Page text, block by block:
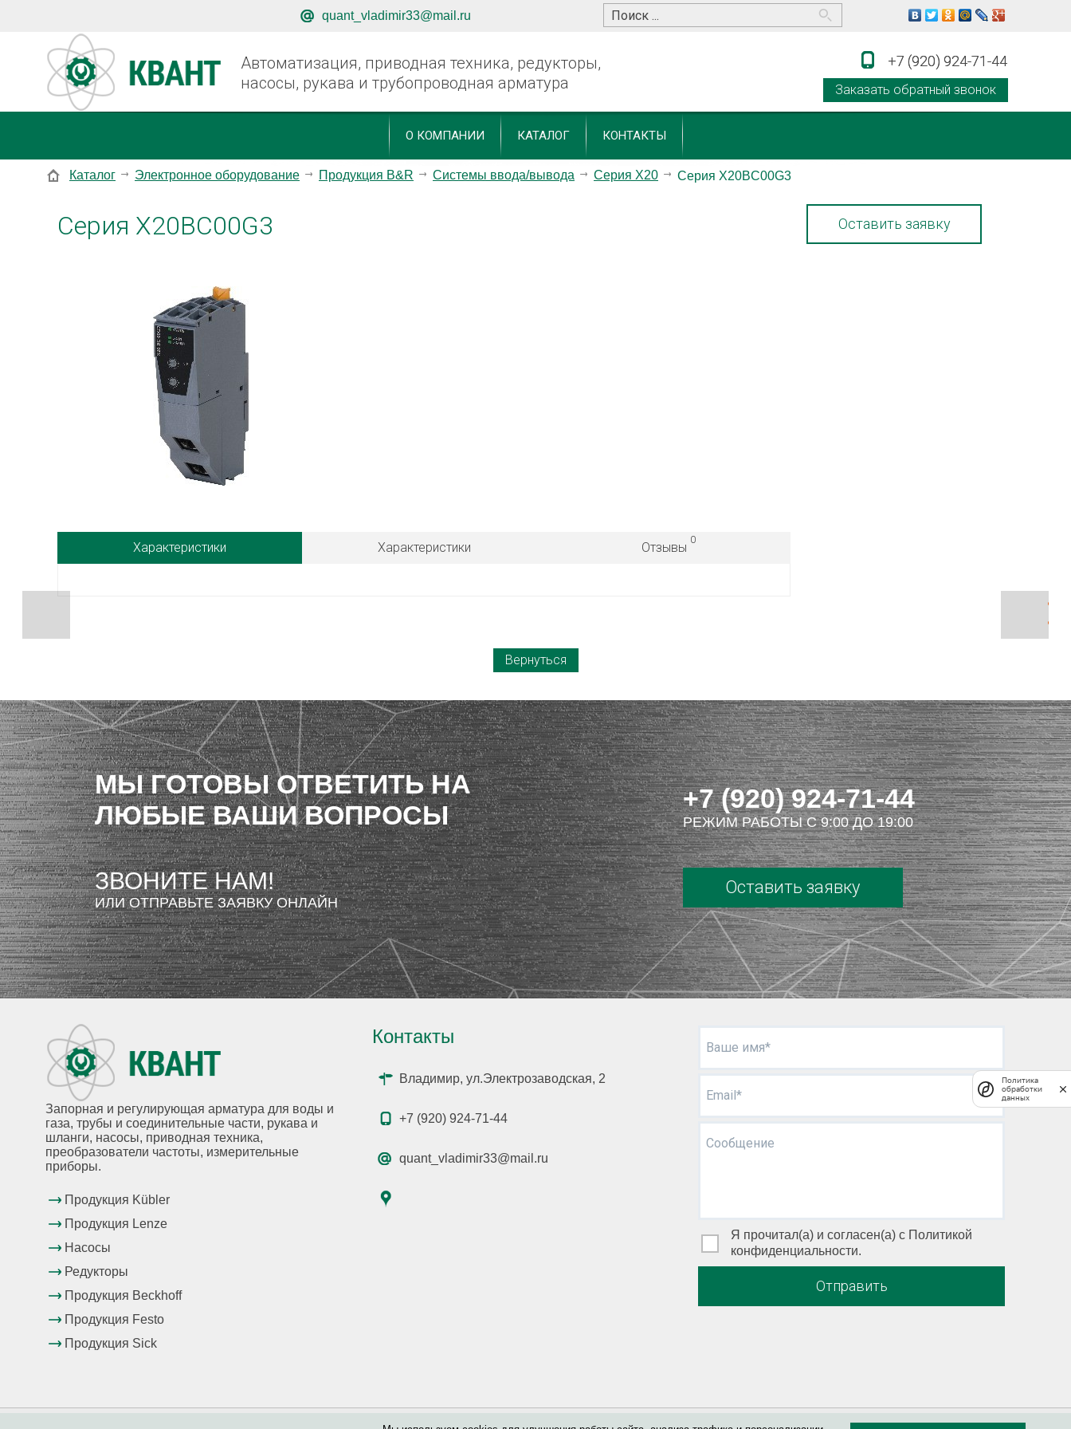
quant_vladimir33@mail.ru
Автоматизация, приводная техника, редукторы,
насосы, рукава и трубопроводная арматура
+7 (920) 924-71-44
Заказать обратный звонок
+7 (920) 924-71-44
О КОМПАНИИ КАТАЛОГ КОНТАКТЫ
Каталог Электронное оборудование Продукция B&R Системы ввода/вывода Серия X20 Серия X20BC00G3
Серия X20BC00G3 Оставить заявку
Характеристики Характеристики Отзывы
0
Вернуться
МЫ ГОТОВЫ ОТВЕТИТЬ НА
ЛЮБЫЕ ВАШИ ВОПРОСЫ
ЗВОНИТЕ НАМ!
ИЛИ ОТПРАВЬТЕ ЗАЯВКУ ОНЛАЙН
+7 (920) 924-71-44
РЕЖИМ РАБОТЫ С 9:00 ДО 19:00
Оставить заявку
Запорная и регулирующая арматура для воды и
газа, трубы и соединительные части, рукава и
шланги, насосы, приводная техника,
преобразователи частоты, измерительные
приборы.
Продукция Kübler
Продукция Lenze
Насосы
Редукторы
Продукция Beckhoff
Продукция Festo
Продукция Sick
Контакты
Владимир, ул.Электрозаводская, 2
+7 (920) 924-71-44
quant_vladimir33@mail.ru
Ваше имя*
Email*
Сообщение
Я прочитал(а) и согласен(а) с Политикой
конфиденциальности.
Отправить
Политика
обработки
данных